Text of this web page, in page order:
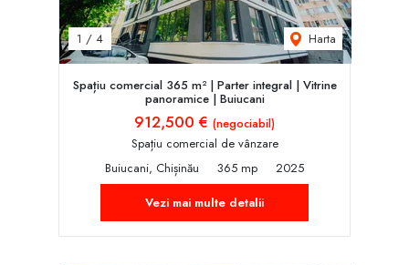
1 / 4 Harta
Spațiu comercial 365 m² | Parter integral | Vitrine
panoramice | Buiucani
912,500 € (negociabil)
Spațiu comercial de vânzare
Buiucani, Chișinău
365 mp
2025
Vezi mai multe detalii